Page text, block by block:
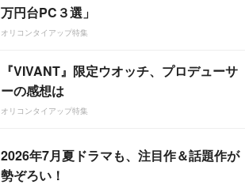
万円台PC３選」
オリコンタイアップ特集
『VIVANT』限定ウオッチ、プロデューサ
ーの感想は
オリコンタイアップ特集
2026年7月夏ドラマも、注目作＆話題作が
勢ぞろい！